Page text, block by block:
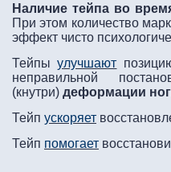
Наличие тейпа во
При этом количество
эффект чисто
Тейпыулучшают
неправильной
(кнутри) деформации
Тейп ускоряет
Тейп помогает